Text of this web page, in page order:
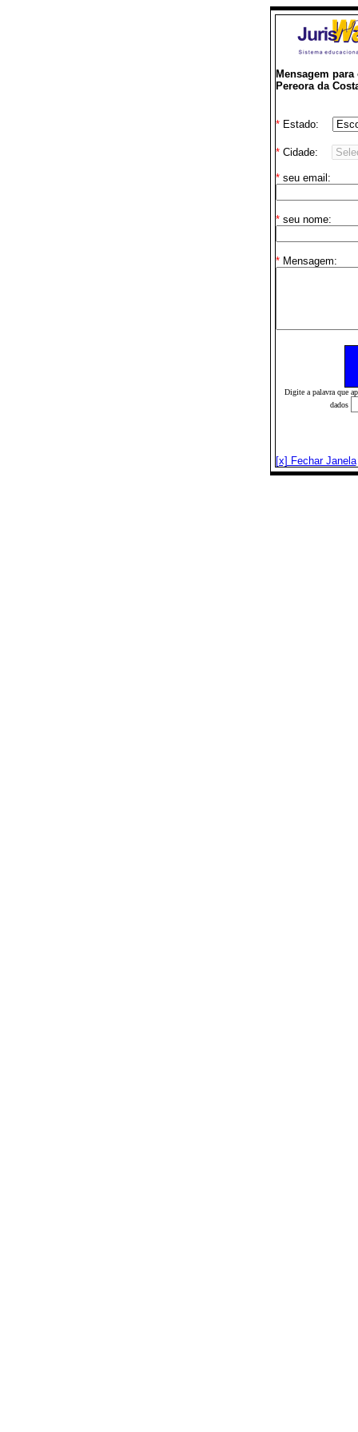
Mensagem
Pereora da
*Estado:
*Cidade:
*seu email:
*seu nome:
*Mensagem:
Digite a palavra que
dados
[x] Fechar Janela